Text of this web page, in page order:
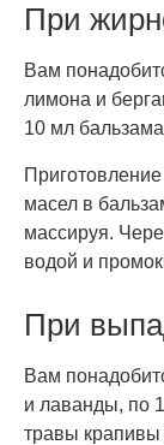
При
Вам
лимона и
10 мл
масел в
массируя.
водой и
При
Вам
и лаванды, по
травы